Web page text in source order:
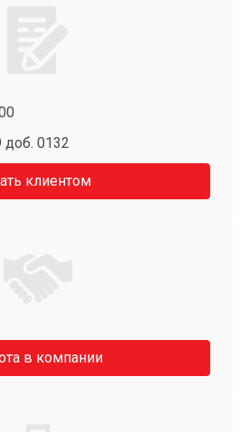
доб. 0132
клиентом
в компании